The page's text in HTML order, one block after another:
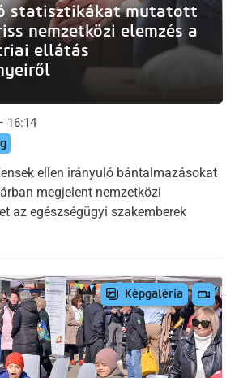
statisztikákat mutatott
nemzetközi elemzés a
ellátás
16:14
ellen irányuló bántalmazásokat
megjelent nemzetközi
az egészségügyi szakemberek
Képgaléria